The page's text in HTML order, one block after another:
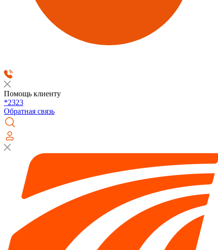
Помощь клиенту
*2323
Обратная связь